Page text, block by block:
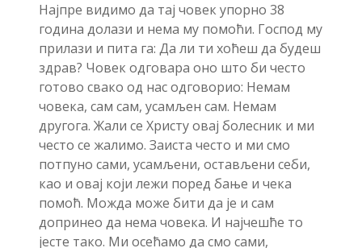
Најпре видимо да тај човек упорно 38
година долази и нема му помоћи. Господ му
прилази и пита га: Да ли ти хоћеш да будеш
здрав? Човек одговара оно што би често
готово свако од нас одговорио: Немам
човека, сам сам, усамљен сам. Немам
другога. Жали се Христу овај болесник и ми
често се жалимо. Заиста често и ми смо
потпуно сами, усамљени, остављени себи,
као и овај који лежи поред бање и чека
помоћ. Можда може бити да је и сам
допринео да нема човека. И најчешће то
јесте тако. Ми осећамо да смо сами,